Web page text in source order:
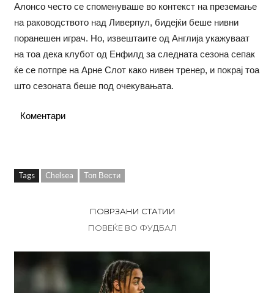
Алонсо често се споменуваше во контекст на преземање
на раководството над Ливерпул, бидејќи беше нивни
поранешен играч. Но, извештаите од Англија укажуваат
на тоа дека клубот од Енфилд за следната сезона сепак
ќе се потпре на Арне Слот како нивен тренер, и покрај тоа
што сезоната беше под очекувањата.
Коментари
Tags Chelsea Топ Вести
ПОВРЗАНИ СТАТИИ
ПОВЕЌЕ ВО ФУДБАЛ